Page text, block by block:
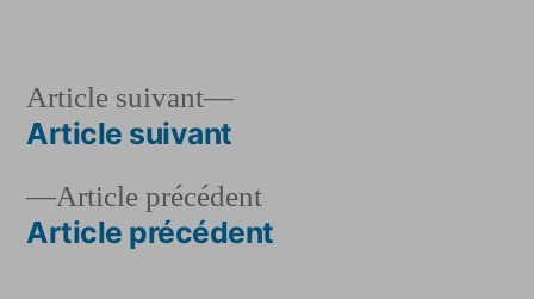
Navigation
de
l’article
Article précédentArticle
précédent :
Article précédent
Article suivant
Article
Article suivant